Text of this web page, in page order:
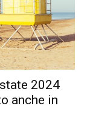
2024
anche in